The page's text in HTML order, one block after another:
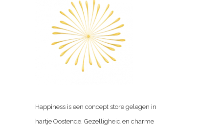
Happiness is een concept store gelegen in
hartje Oostende. Gezelligheid en charme